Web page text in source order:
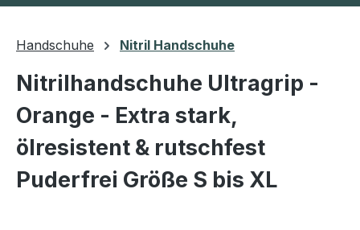
Handschuhe Nitril Handschuhe
Nitrilhandschuhe Ultragrip -
Orange - Extra stark,
ölresistent & rutschfest
Puderfrei Größe S bis XL